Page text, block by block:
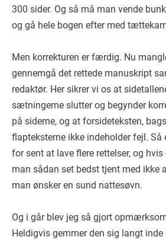
300 sider. Og så må man vende
og gå hele bogen efter med
Men korrekturen er færdig. Nu
gennemgå det rettede manuskript
redaktør. Her sikrer vi os at
sætningerne slutter og begynder
på siderne, og at forsideteksten,
flapteksterne ikke indeholder fejl. Så
for sent at lave flere rettelser, og
man sådan set bedst tjent med ikke
man ønsker en sund nattesøvn.
Og i går blev jeg så gjort
Heldigvis gemmer den sig langt inde